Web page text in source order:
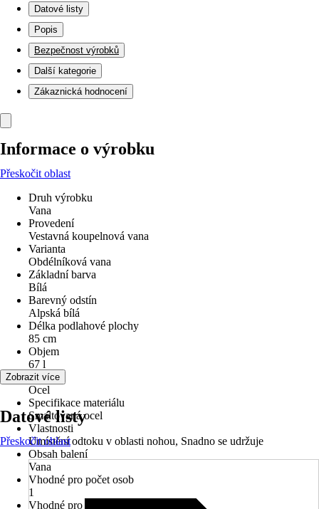
Datové listy
Popis
Bezpečnost výrobků
Další kategorie
Zákaznická hodnocení
Informace o výrobku
Přeskočit oblast
Druh výrobku
Vana
Provedení
Vestavná koupelnová vana
Varianta
Obdélníková vana
Základní barva
Bílá
Barevný odstín
Alpská bílá
Délka podlahové plochy
85 cm
Objem
67 l
Materiál
Ocel
Specifikace materiálu
Smaltovaná ocel
Vlastnosti
Umístění odtoku v oblasti nohou, Snadno se udržuje
Obsah balení
Vana
Vhodné pro počet osob
1
Vhodné pro prostory
Zobrazit více
Datové listy
Přeskočit oblast